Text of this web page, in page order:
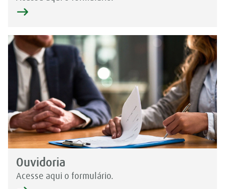
Ouvidoria
Acesse aqui o formulário.